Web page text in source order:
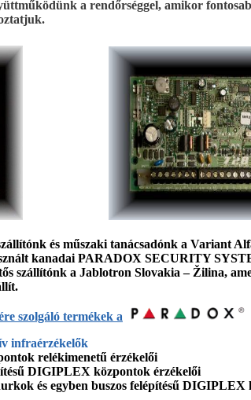
a rendőrséggel, amikor
és műszaki tanácsadónk a Variant
kanadai PARADOX SECURITY
szállítónk a Jablotron Slovakia – Žilina,
szolgáló termékek a
infraérzékelők
relékimenetű érzékelői
DIGIPLEX központok érzékelői
és egyben buszos felépítésű DIGIPLEX